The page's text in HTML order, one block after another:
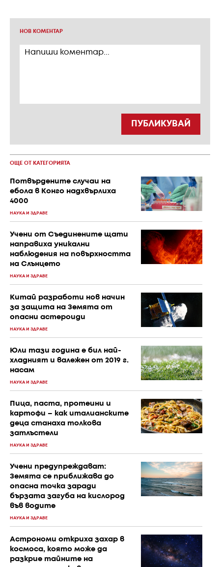
НОВ КОМЕНТАР
ПУБЛИКУВАЙ
ОЩЕ ОТ КАТЕГОРИЯТА
Потвърдените случаи на
ебола в Конго надхвърлиха
4000
НАУКА И ЗДРАВЕ
Учени от Съединените щати
направиха уникални
наблюдения на повърхността
на Слънцето
НАУКА И ЗДРАВЕ
Китай разработи нов начин
за защита на Земята от
опасни астероиди
НАУКА И ЗДРАВЕ
Юли тази година е бил най-
хладният и валежен от 2019 г.
насам
НАУКА И ЗДРАВЕ
Пица, паста, протеини и
картофи – как италианските
деца станаха толкова
затлъстели
НАУКА И ЗДРАВЕ
Учени предупреждават:
Земята се приближава до
опасна точка заради
бързата загуба на кислород
във водите
НАУКА И ЗДРАВЕ
Астрономи откриха захар в
космоса, която може да
разкрие тайните на